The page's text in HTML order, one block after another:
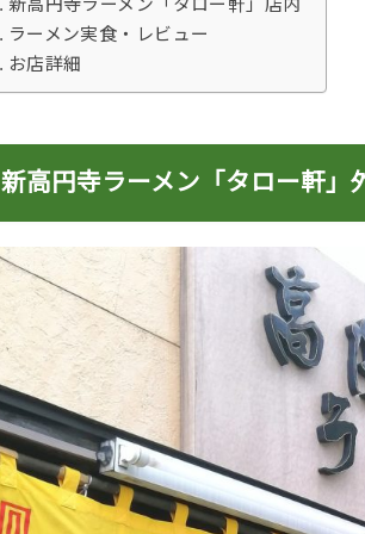
新高円寺ラーメン「タロー軒」店内
ラーメン実食・レビュー
お店詳細
新高円寺ラーメン「タロー軒」